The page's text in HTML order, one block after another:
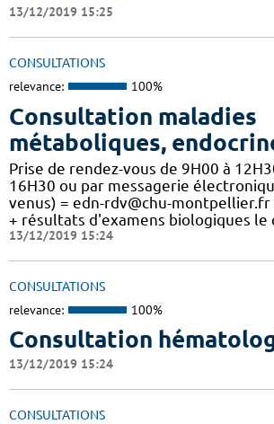
13/12/2019 15:25
CONSULTATIONS
relevance: 100%
Consultation maladies
métaboliques,
Prise de rendez-vous de 9H00 à
16H30 ou par messagerie
venus) = edn-rdv@chu-
+ résultats d'examens biologiques le
13/12/2019 15:24
CONSULTATIONS
relevance: 100%
Consultation
13/12/2019 15:24
CONSULTATIONS